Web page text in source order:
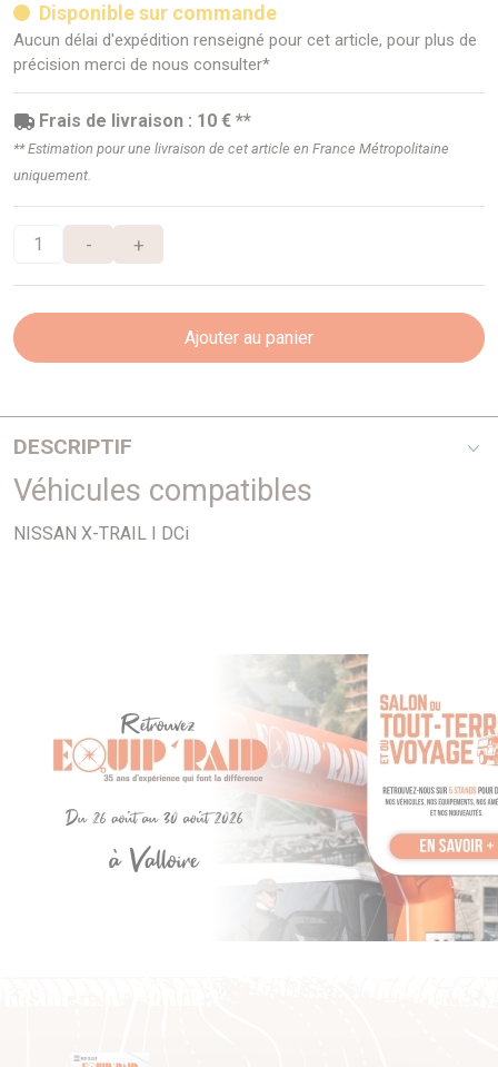
Disponible sur commande
Aucun délai d'expédition renseigné pour cet article, pour plus de
précision merci de nous consulter*
Frais de livraison : 10 € **
** Estimation pour une livraison de cet article en France Métropolitaine
uniquement.
- +
Ajouter au panier
DESCRIPTIF
Ajusa
Véhicules compatibles
NISSAN X-TRAIL I DCi